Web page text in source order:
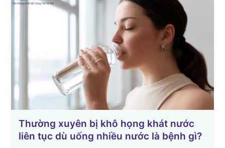
Thường xuyên bị khô họng khát nước
liên tục dù uống nhiều nước là bệnh gì?